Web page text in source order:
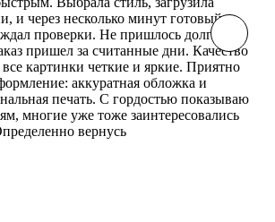
и через несколько минут готовый
проверки. Не пришлось долго
пришел за считанные дни. Качество
картинки четкие и яркие. Приятно
аккуратная обложка и
печать. С гордостью показываю
многие уже тоже заинтересовались
вернусь